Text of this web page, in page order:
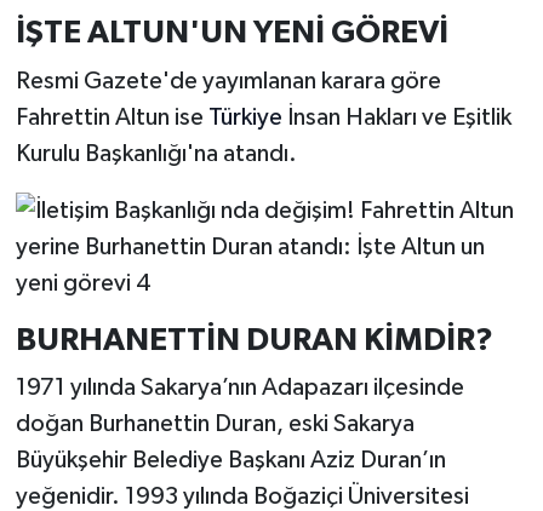
İŞTE ALTUN'UN YENİ GÖREVİ
Resmi Gazete'de yayımlanan karara göre
Fahrettin Altun ise Türkiye İnsan Hakları ve Eşitlik
Kurulu Başkanlığı'na atandı.
BURHANETTİN DURAN KİMDİR?
1971 yılında Sakarya’nın Adapazarı ilçesinde
doğan Burhanettin Duran, eski Sakarya
Büyükşehir Belediye Başkanı Aziz Duran’ın
yeğenidir. 1993 yılında Boğaziçi Üniversitesi